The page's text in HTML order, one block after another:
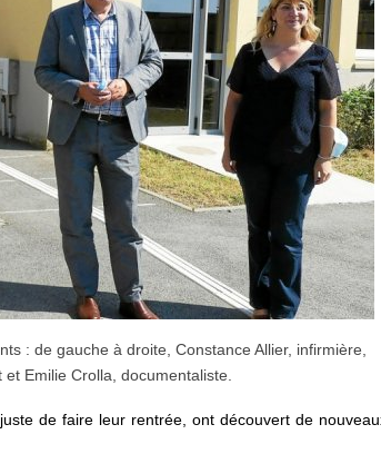
: de gauche à droite, Constance Allier, infirmière,
Emilie Crolla, documentaliste.
de faire leur rentrée, ont découvert de